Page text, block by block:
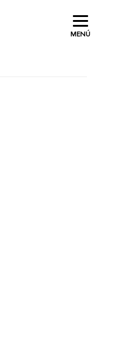
MENÚ